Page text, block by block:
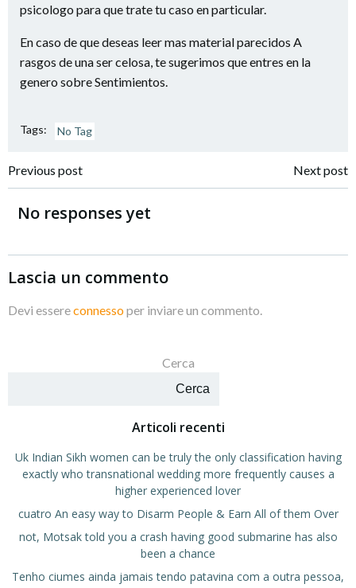
psicologo para que trate tu caso en particular.
En caso de que deseas leer mas material parecidos A
rasgos de una ser celosa, te sugerimos que entres en la
genero sobre Sentimientos.
Tags: No Tag
Navigazione
articoli
Previous post
Navigazione
Next post
No responses yet
Lascia un commento
Devi essereconnessoper inviare un commento.
Cerca
Cerca
Articoli recenti
Uk Indian Sikh women can be truly the only classification having
exactly who transnational wedding more frequently causes a
higher experienced lover
cuatro An easy way to Disarm People & Earn All of them Over
not, Motsak told you a crash having good submarine has also
been a chance
Tenho ciumes ainda jamais tendo patavina com a outra pessoa,